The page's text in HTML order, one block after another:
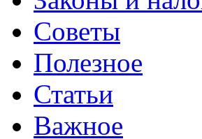
Советы
Полезное
Статьи
Важное